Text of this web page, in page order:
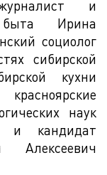
и
быта Ирина
социолог
сибирской
кухни
наук
и кандидат
Алексеевич